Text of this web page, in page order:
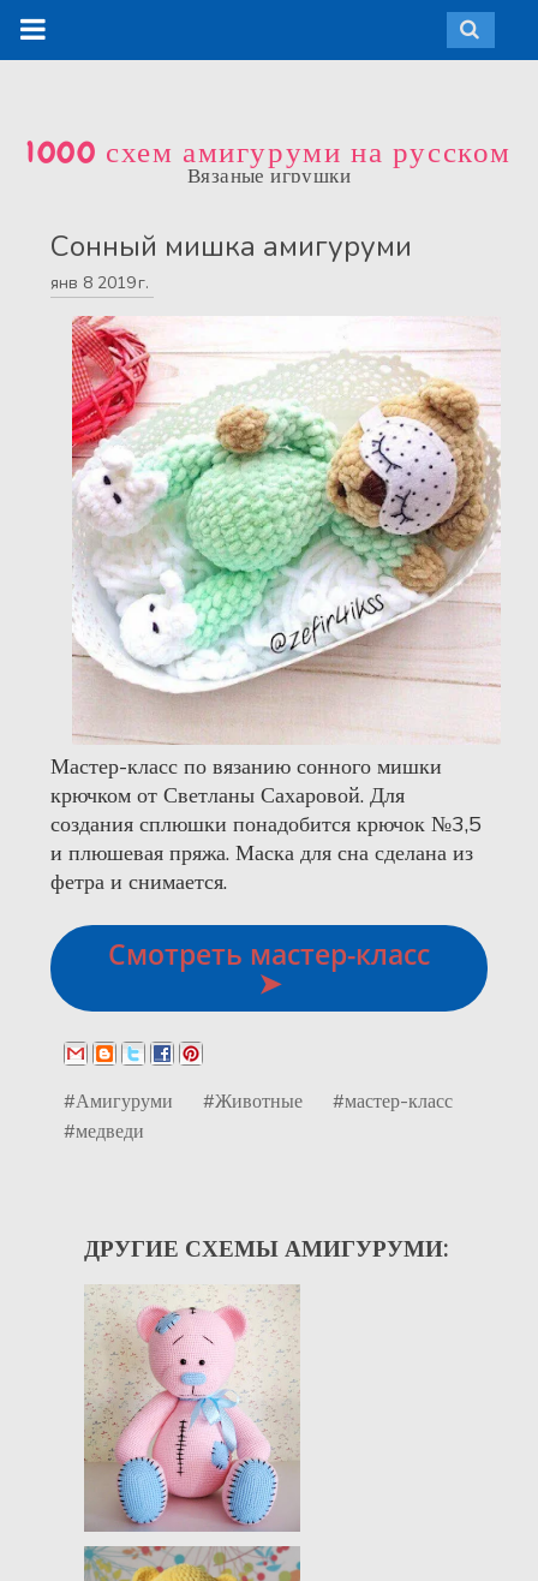
1000 схем амигуруми на русском
Вязаные игрушки
Сонный мишка амигуруми
янв 8 2019 г.
Мастер-класс по вязанию сонного мишки
крючком от Светланы Сахаровой. Для
создания сплюшки понадобится крючок №3,5
и плюшевая пряжа. Маска для сна сделана из
фетра и снимается.
Смотреть мастер-класс
➤
#Амигуруми #Животные
#мастер-класс
#медведи
ДРУГИЕ СХЕМЫ АМИГУРУМИ: